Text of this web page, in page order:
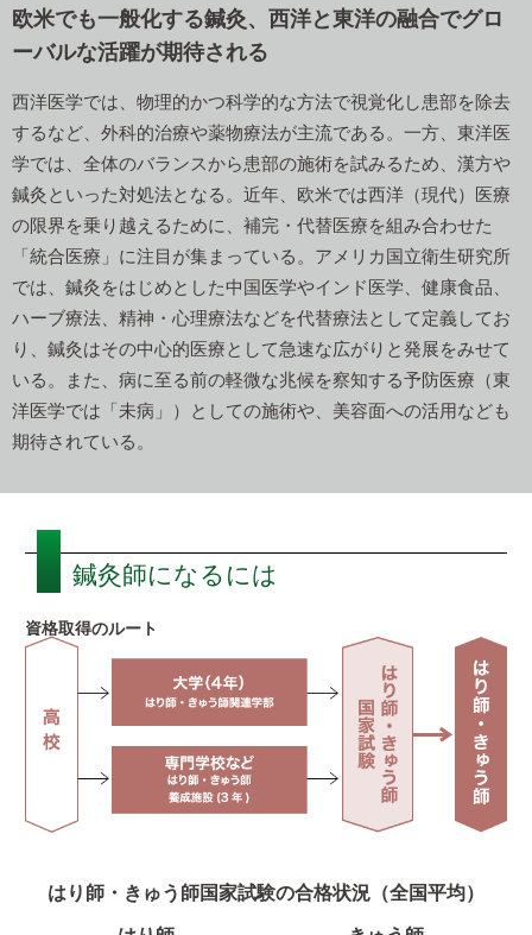
欧米でも一般化する鍼灸、西洋と東洋の融合でグロ
ーバルな活躍が期待される
西洋医学では、物理的かつ科学的な方法で視覚化し患部を除去
するなど、外科的治療や薬物療法が主流である。一方、東洋医
学では、全体のバランスから患部の施術を試みるため、漢方や
鍼灸といった対処法となる。近年、欧米では西洋（現代）医療
の限界を乗り越えるために、補完・代替医療を組み合わせた
「統合医療」に注目が集まっている。アメリカ国立衛生研究所
では、鍼灸をはじめとした中国医学やインド医学、健康食品、
ハーブ療法、精神・心理療法などを代替療法として定義してお
り、鍼灸はその中心的医療として急速な広がりと発展をみせて
いる。また、病に至る前の軽微な兆候を察知する予防医療（東
洋医学では「未病」）としての施術や、美容面への活用なども
期待されている。
鍼灸師になるには
資格取得のルート
はり師・きゅう師国家試験の合格状況（全国平均）